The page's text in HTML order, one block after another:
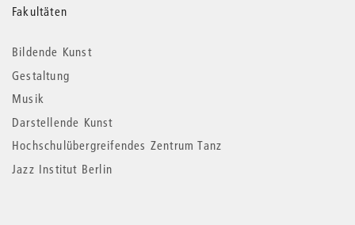
Weitere
Informationen
Fakultäten
Bildende Kunst
Gestaltung
Musik
Darstellende Kunst
Hochschulübergreifendes Zentrum Tanz
Jazz Institut Berlin